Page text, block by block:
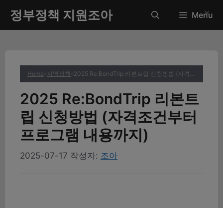
츠
정부정책 지원조아 Menu
Home»지역정책 » 2025 Re:BondTrip 리본트립 신청방법 (자격조건부터 프로그램 내용까지)
2025 Re:BondTrip 리본트
립 신청방법 (자격조건부터
프로그램 내용까지)
2025-07-17 작성자: 조아
✕